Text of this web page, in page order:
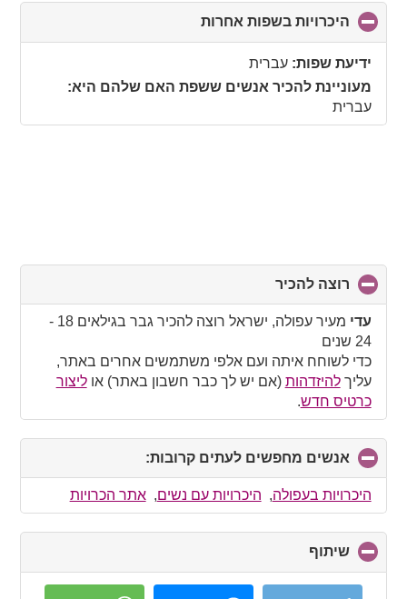
היכרויות בשפות אחרות
to
ידיעת שפות: עברית
מעוניינת להכיר אנשים ששפת האם שלהם היא:
עברית
רוצה להכיר
to
collapse
עדי
מעיר עפולה, ישראל רוצה להכיר גבר בגילאים 18 -
24 שנים
כדי לשוחח איתה ועם אלפי משתמשים אחרים באתר,
עליךלהיזדהות (אם יש לך כבר חשבון באתר) אוליצור
כרטיס חדש.
אנשים מחפשים לעתים קרובות:
to
collapse
contents
היכרויות בעפולה, היכרויות עם נשים,אתר הכרויות
שיתוף
to
collapse